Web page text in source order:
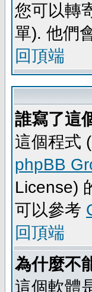
您可以轉
單). 他們
回頂端
誰寫了這
這個程式
phpBB
License)
可以參考
回頂端
為什麼不
這個軟體